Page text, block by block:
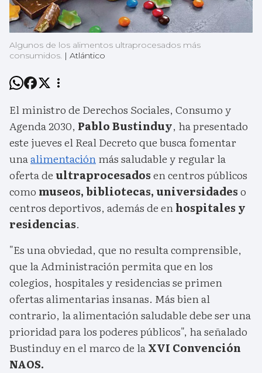
Algunos de los alimentos ultraprocesados más
consumidos. | Atlántico
El ministro de Derechos Sociales, Consumo y
Agenda 2030, Pablo Bustinduy, ha presentado
este jueves el Real Decreto que busca fomentar
unaalimentaciónmás saludable y regular la
oferta deultraprocesadosen centros públicos
como museos, bibliotecas, universidadeso
centros deportivos, además de enhospitales y
residencias.
"Es una obviedad, que no resulta comprensible,
que la Administración permita que en los
colegios, hospitales y residencias se primen
ofertas alimentarias insanas. Más bien al
contrario, la alimentación saludable debe ser una
prioridad para los poderes públicos", ha señalado
Bustinduy en el marco de laXVI Convención
NAOS.